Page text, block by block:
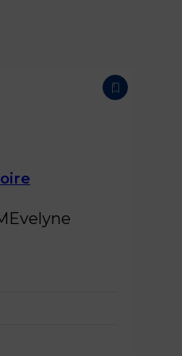
Evelyne